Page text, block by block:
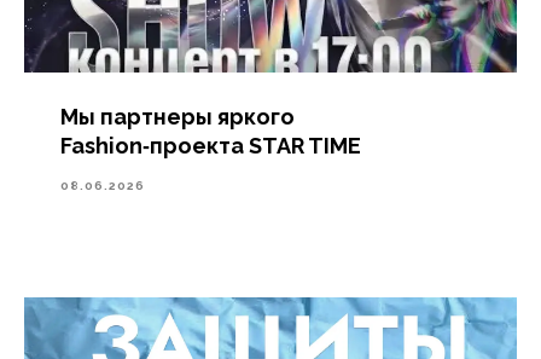
Мы партнеры яркого
Fashion‑проекта STAR TIME
08.06.2026